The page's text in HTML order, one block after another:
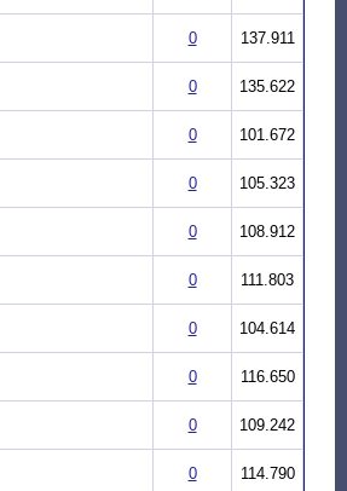
0 137.911
0 135.622
0 101.672
0 105.323
0 108.912
0 111.803
0 104.614
0 116.650
0 109.242
0 114.790